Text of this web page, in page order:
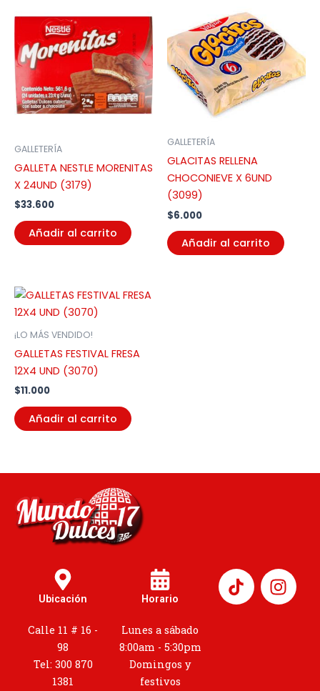
GALLETERÍA
GALLETA NESTLE MORENITAS
X 24UND (3179)
$33.600
Añadir al carrito
GALLETERÍA
GLACITAS RELLENA
CHOCONIEVE X 6UND
(3099)
$6.000
Añadir al carrito
¡LO MÁS VENDIDO!
GALLETAS FESTIVAL FRESA
12X4 UND (3070)
$11.000
Añadir al carrito
Ubicación
Calle 11 # 16 -
98
Tel: 300 870
1381
Horario
Lunes a sábado
8:00am - 5:30pm
Domingos y
festivos
I
n
s